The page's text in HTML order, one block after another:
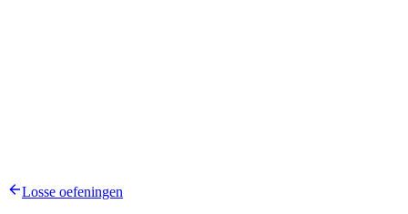
Losse oefeningen